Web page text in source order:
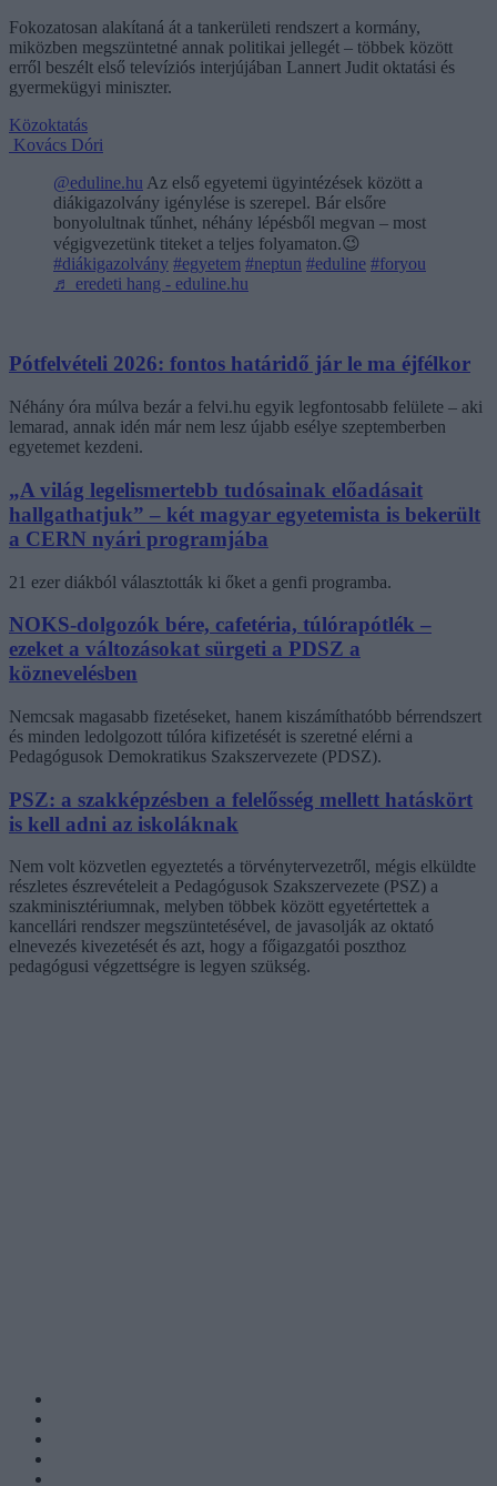
Fokozatosan alakítaná át a tankerületi rendszert a kormány,
miközben megszüntetné annak politikai jellegét – többek között
erről beszélt első televíziós interjújában Lannert Judit oktatási és
gyermekügyi miniszter.
Közoktatás
Kovács Dóri
@eduline.hu Az első egyetemi ügyintézések között a
diákigazolvány igénylése is szerepel. Bár elsőre
bonyolultnak tűnhet, néhány lépésből megvan – most
végigvezetünk titeket a teljes folyamaton.😉
#diákigazolvány #egyetem #neptun #eduline #foryou
♬ eredeti hang - eduline.hu
Pótfelvételi 2026: fontos határidő jár le ma éjfélkor
Néhány óra múlva bezár a felvi.hu egyik legfontosabb felülete – aki
lemarad, annak idén már nem lesz újabb esélye szeptemberben
egyetemet kezdeni.
„A világ legelismertebb tudósainak előadásait
hallgathatjuk” – két magyar egyetemista is bekerült
a CERN nyári programjába
21 ezer diákból választották ki őket a genfi programba.
NOKS-dolgozók bére, cafetéria, túlórapótlék –
ezeket a változásokat sürgeti a PDSZ a
köznevelésben
Nemcsak magasabb fizetéseket, hanem kiszámíthatóbb bérrendszert
és minden ledolgozott túlóra kifizetését is szeretné elérni a
Pedagógusok Demokratikus Szakszervezete (PDSZ).
PSZ: a szakképzésben a felelősség mellett hatáskört
is kell adni az iskoláknak
Nem volt közvetlen egyeztetés a törvénytervezetről, mégis elküldte
részletes észrevételeit a Pedagógusok Szakszervezete (PSZ) a
szakminisztériumnak, melyben többek között egyetértettek a
kancellári rendszer megszüntetésével, de javasolják az oktató
elnevezés kivezetését és azt, hogy a főigazgatói poszthoz
pedagógusi végzettségre is legyen szükség.